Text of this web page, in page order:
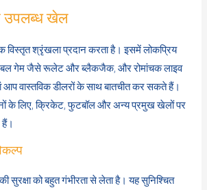
उपलब्ध खेल
श्रृंखला प्रदान करता है। इसमें लोकप्रिय
गेम जैसे रूलेट और ब्लैकजैक, और रोमांचक लाइव
आप वास्तविक डीलरों के साथ बातचीत कर सकते हैं।
के लिए, क्रिकेट, फुटबॉल और अन्य प्रमुख खेलों पर
सुरक्षा को बहुत गंभीरता से लेता है। यह सुनिश्चित